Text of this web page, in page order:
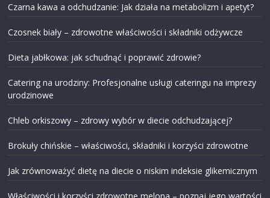
Czarna kawa a odchudzanie: Jak działa na metabolizm i apetyt?
Czosnek biały – zdrowotne właściwości i składniki odżywcze
Dieta jabłkowa: jak schudnąć i poprawić zdrowie?
Catering na urodziny: Profesjonalne usługi cateringu na imprezy
urodzinowe
Chleb orkiszowy – zdrowy wybór w diecie odchudzającej?
Brokuły chińskie – właściwości, składniki i korzyści zdrowotne
Jak zrównoważyć dietę na diecie o niskim indeksie glikemicznym